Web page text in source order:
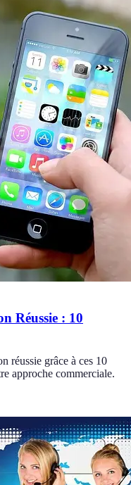
Réussie : 10
réussie grâce à ces 10
approche commerciale.